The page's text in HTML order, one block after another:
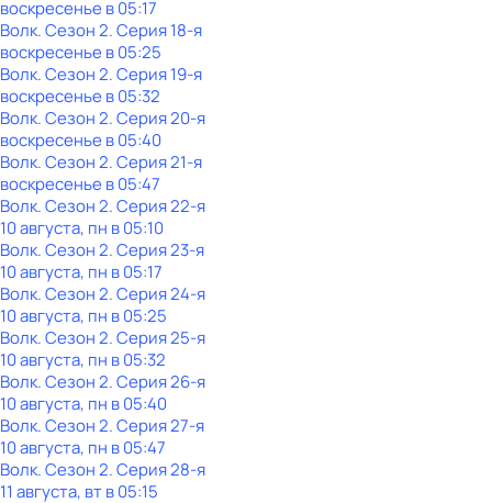
воскресенье в05:17
Волк. Сезон 2. Серия 18-я
воскресенье в05:25
Волк. Сезон 2. Серия 19-я
воскресенье в05:32
Волк. Сезон 2. Серия 20-я
воскресенье в05:40
Волк. Сезон 2. Серия 21-я
воскресенье в05:47
Волк. Сезон 2. Серия 22-я
10 августа, пн в 05:10
Волк. Сезон 2. Серия 23-я
10 августа, пн в 05:17
Волк. Сезон 2. Серия 24-я
10 августа, пн в 05:25
Волк. Сезон 2. Серия 25-я
10 августа, пн в 05:32
Волк. Сезон 2. Серия 26-я
10 августа, пн в 05:40
Волк. Сезон 2. Серия 27-я
10 августа, пн в 05:47
Волк. Сезон 2. Серия 28-я
11 августа, вт в 05:15